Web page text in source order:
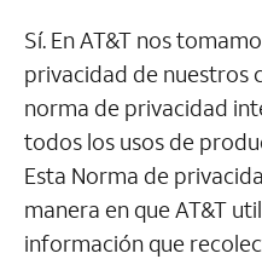
Sí. EnAT&T nos
privacidad de nuestros
norma de privacidad
todos los usos de
Esta Norma de
manera en queAT&T
información que